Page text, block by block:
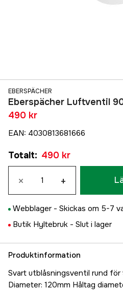
EBERSPÄCHER
Eberspächer Luftventil
490 kr
EAN: 4030813681666
Totalt: 490 kr
× +
Webblager - Skickas om 5-7
Butik Hyltebruk - Slut i lager
Produktinformation
Svart utblåsningsventil rund för
Diameter: 120mm Håltag